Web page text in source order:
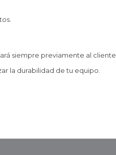
siempre previamente al cliente.
la durabilidad de tu equipo.